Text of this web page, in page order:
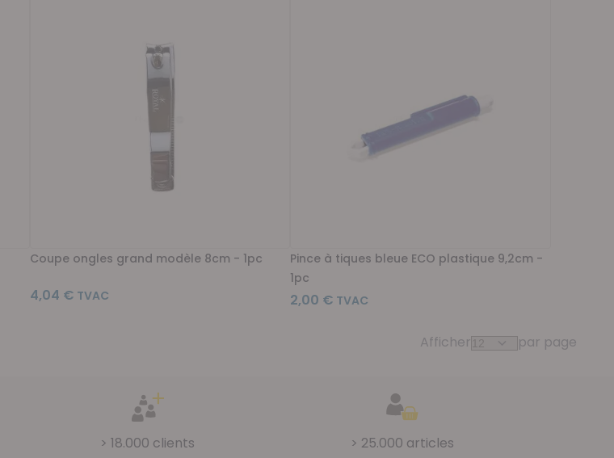
Coupe ongles grand modèle 8cm - 1pc
4,04 €
Pince à tiques bleue ECO plastique 9,2cm -
1pc
2,00 €
Afficher par page
> 18.000 clients > 25.000 articles